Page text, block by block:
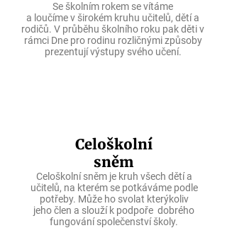
Se školním rokem se vítáme
a loučíme v širokém kruhu učitelů, dětí a
rodičů. V průběhu školního roku pak dětiv
rámci Dne pro rodinu rozličnými způsoby
prezentují výstupy svého učení.
Celoškolní
sněm
Celoškolní sněm je kruh všech dětí a
učitelů, na kterém se potkáváme podle
potřeby. Může ho svolat kterýkoliv
jeho člen a slouží k podpoře dobrého
fungování společenství školy.